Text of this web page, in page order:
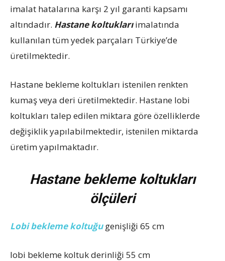
imalat hatalarına karşı 2 yıl garanti kapsamı
altındadır. Hastane koltuklarıimalatında
kullanılan tüm yedek parçaları Türkiye’de
üretilmektedir.
Hastane bekleme koltukları istenilen renkten
kumaş veya deri üretilmektedir. Hastane lobi
koltukları talep edilen miktara göre özelliklerde
değişiklik yapılabilmektedir, istenilen miktarda
üretim yapılmaktadır.
Hastane bekleme koltukları
ölçüleri
Lobi bekleme koltuğugenişliği 65 cm
lobi bekleme koltuk derinliği 55 cm